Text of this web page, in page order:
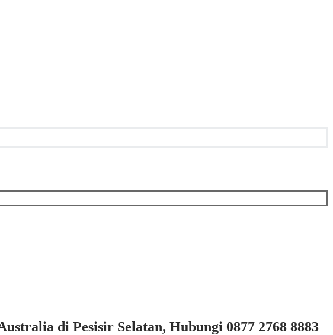
di Pesisir Selatan, Hubungi 0877 2768 8883